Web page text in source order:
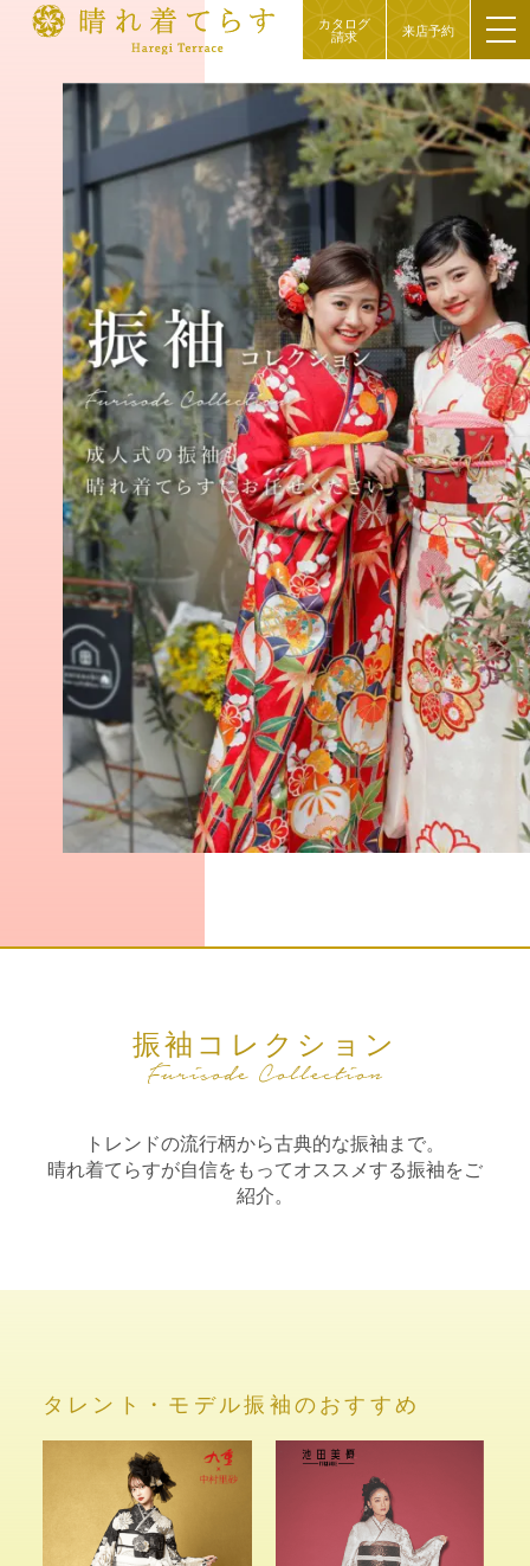
カタログ
請求 来店予約
振袖コレクション
トレンドの流行柄から古典的な振袖まで。
晴れ着てらすが自信をもってオススメする振袖をご
紹介。
タレント・モデル振袖のおすすめ